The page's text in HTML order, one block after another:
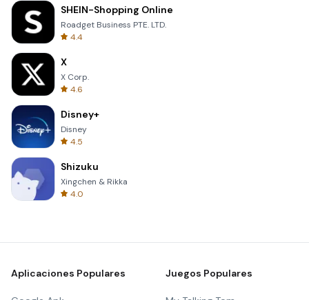
SHEIN-Shopping Online
Roadget Business PTE. LTD.
4.4
X
X Corp.
4.6
Disney+
Disney
4.5
Shizuku
Xingchen & Rikka
4.0
Aplicaciones Populares Juegos Populares